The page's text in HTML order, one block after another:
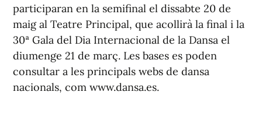
participaran en la semifinal el dissabte 20 de
maig al Teatre Principal, que acollirà la final i la
30ª Gala del Dia Internacional de la Dansa el
diumenge 21 de març. Les bases es poden
consultar a les principals webs de dansa
nacionals, com www.dansa.es.